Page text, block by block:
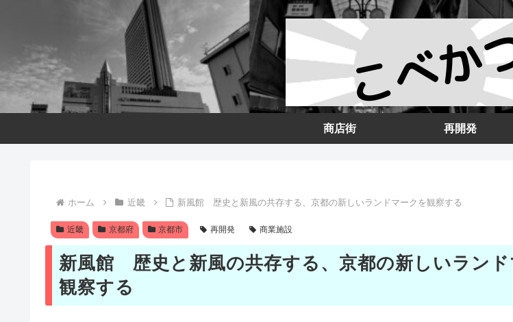
商店街 再開発
ホーム 近畿 新風館 歴史と新風の共存する、京都の新しいランドマークを観察する
近畿 京都府 京都市 再開発 商業施設
新風館 歴史と新風の共存する、京都の新しいランド
観察する